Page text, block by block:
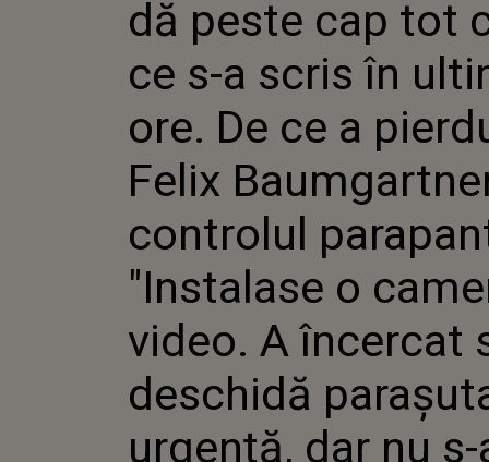
FELIX
O CAMERĂ
ÎNCERCAT
PARAȘUTA
DAR NU S-
TIMP".
dă peste cap tot
ce s-a scris în
ore. De ce a
Felix
controlul
"Instalase o
video. A încercat
deschidă
urgență, dar nu s-